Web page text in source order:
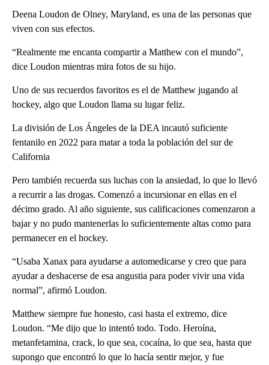
Deena Loudon de Olney, Maryland, es una de las personas que
viven con sus efectos.
“Realmente me encanta compartir a Matthew con el mundo”,
dice Loudon mientras mira fotos de su hijo.
Uno de sus recuerdos favoritos es el de Matthew jugando al
hockey, algo que Loudon llama su lugar feliz.
La división de Los Ángeles de la DEA incautó suficiente
fentanilo en 2022 para matar a toda la población del sur de
California
Pero también recuerda sus luchas con la ansiedad, lo que lo llevó
a recurrir a las drogas. Comenzó a incursionar en ellas en el
décimo grado. Al año siguiente, sus calificaciones comenzaron a
bajar y no pudo mantenerlas lo suficientemente altas como para
permanecer en el hockey.
“Usaba Xanax para ayudarse a automedicarse y creo que para
ayudar a deshacerse de esa angustia para poder vivir una vida
normal”, afirmó Loudon.
Matthew siempre fue honesto, casi hasta el extremo, dice
Loudon. “Me dijo que lo intentó todo. Todo. Heroína,
metanfetamina, crack, lo que sea, cocaína, lo que sea, hasta que
supongo que encontró lo que lo hacía sentir mejor, y fue